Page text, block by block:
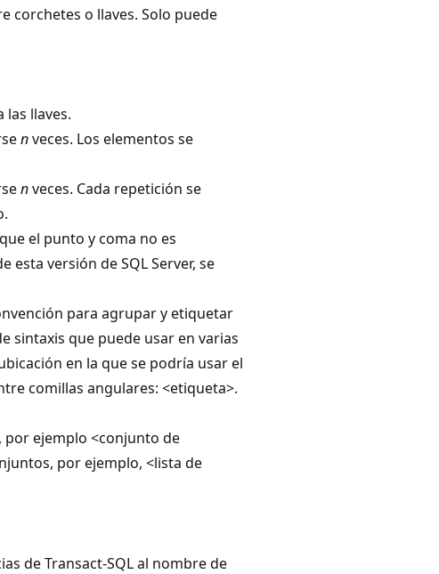
corchetes o llaves. Solo puede
las llaves.
nveces. Los elementos se
nveces. Cada repetición se
el punto y coma no es
esta versión de SQL Server, se
para agrupar y etiquetar
sintaxis que puede usar en varias
en la que se podría usar el
comillas angulares: <etiqueta>.
por ejemplo <conjunto de
por ejemplo, <lista de
de Transact-SQL al nombre de